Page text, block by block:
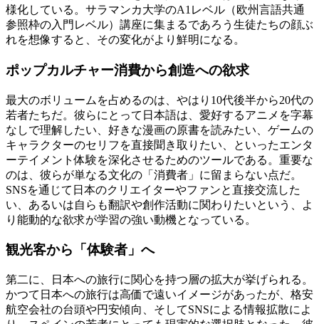
様化している。サラマンカ大学のA1レベル（欧州言語共通
参照枠の入門レベル）講座に集まるであろう生徒たちの顔ぶ
れを想像すると、その変化がより鮮明になる。
ポップカルチャー消費から創造への欲求
最大のボリュームを占めるのは、やはり10代後半から20代の
若者たちだ。彼らにとって日本語は、愛好するアニメを字幕
なしで理解したい、好きな漫画の原書を読みたい、ゲームの
キャラクターのセリフを直接聞き取りたい、といったエンタ
ーテイメント体験を深化させるためのツールである。重要な
のは、彼らが単なる文化の「消費者」に留まらない点だ。
SNSを通じて日本のクリエイターやファンと直接交流した
い、あるいは自らも翻訳や創作活動に関わりたいという、よ
り能動的な欲求が学習の強い動機となっている。
観光客から「体験者」へ
第二に、日本への旅行に関心を持つ層の拡大が挙げられる。
かつて日本への旅行は高価で遠いイメージがあったが、格安
航空会社の台頭や円安傾向、そしてSNSによる情報拡散によ